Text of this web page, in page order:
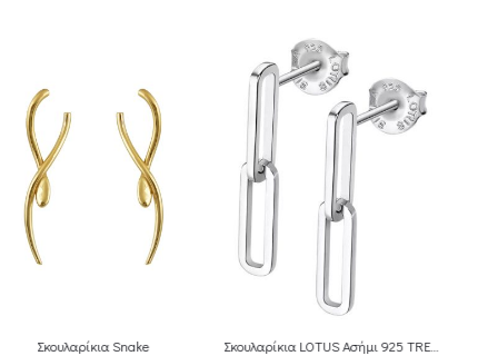
Σκουλαρίκια LOTUS Ασήμι 925 TRENDY LP3200-4/1 Ρολόι Raymond Weil Shine